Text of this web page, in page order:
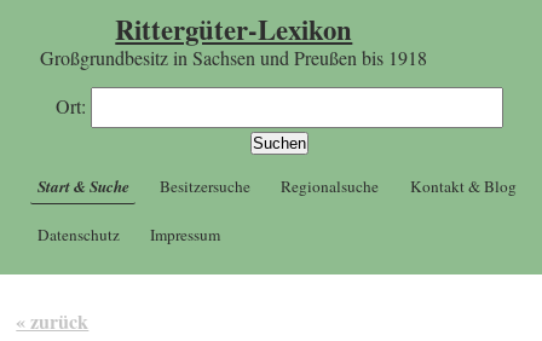
Rittergüter-Lexikon
Großgrundbesitz in Sachsen und Preußen bis 1918
Ort:
Start & Suche Besitzersuche Regionalsuche Kontakt & Blog
Datenschutz Impressum
« zurück